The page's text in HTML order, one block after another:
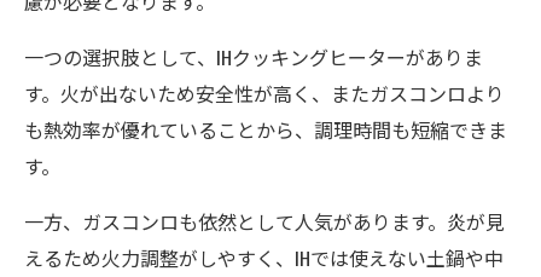
一つの選択肢として、IHクッキングヒーターがありま
す。火が出ないため安全性が高く、またガスコンロより
も熱効率が優れていることから、調理時間も短縮できま
す。
一方、ガスコンロも依然として人気があります。炎が見
えるため火力調整がしやすく、IHでは使えない土鍋や中